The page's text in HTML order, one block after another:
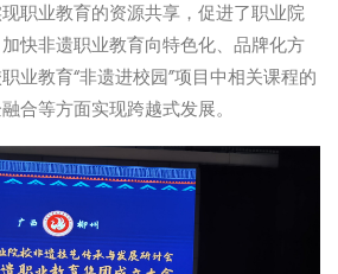
职业教育的资源共享，促进了职业院
快非遗职业教育向特色化、品牌化方
业教育“非遗进校园”项目中相关课程的
合等方面实现跨越式发展。